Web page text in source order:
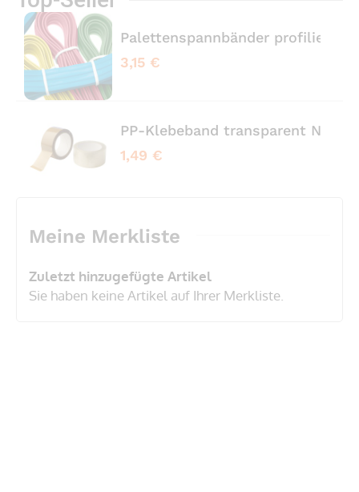
Palettenspannbänder profiliert
3,15 €
PP-Klebeband transparent No
1,49 €
Meine Merkliste
Zuletzt hinzugefügte Artikel
Sie haben keine Artikel auf Ihrer Merkliste.